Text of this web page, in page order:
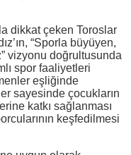
dikkat çeken Toroslar
“Sporla büyüyen,
vizyonu doğrultusunda
spor faaliyetleri
eşliğinde
sayesinde çocukların
katkı sağlanması
keşfedilmesi